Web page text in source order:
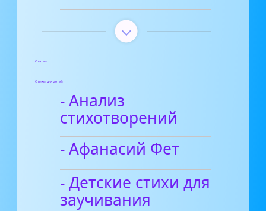
Статьи
Стихи для детей
- Анализ
стихотворений
- Афанасий Фет
- Детские стихи для
заучивания